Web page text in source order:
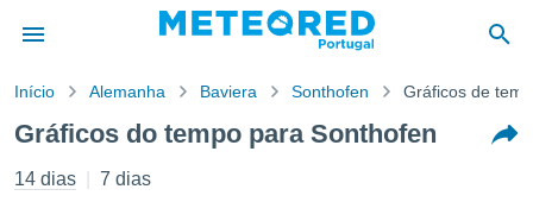
da
foi
Início Alemanha Baviera Sonthofen Gráficos de
Gráficos do tempo para Sonthofen
14 dias 7 dias